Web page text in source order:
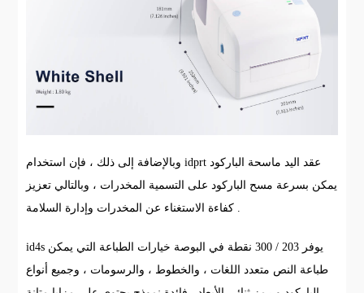
وبالإضافة إلى ذلك ، فإن استخدام idprt عقد اليد ماسحة الباركود
يمكن بسرعة مسح الباركود على التسمية المخدرات ، وبالتالي تعزيز
كفاءة الاستغناء عن المخدرات وإدارة السلامة .
id4s يوفر 203 / 300 نقطة في البوصة خيارات الطباعة التي يمكن
طباعة النص متعدد اللغات ، والخطوط ، والرسومات ، وجميع أنواع